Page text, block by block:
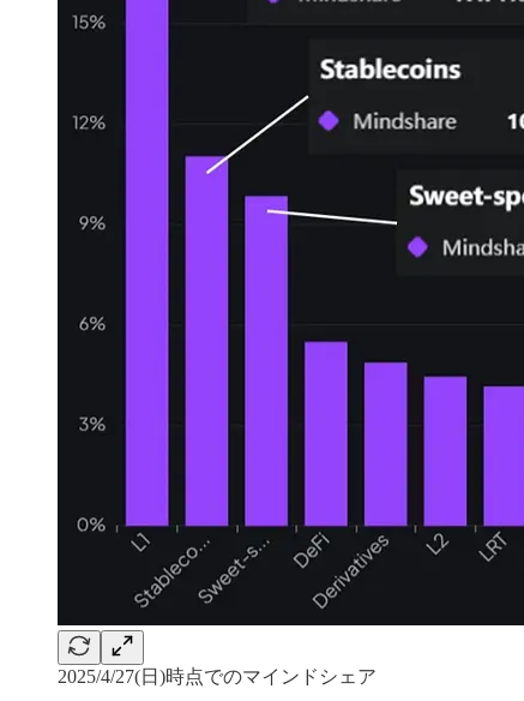
2025/4/27(日)時点でのマインドシェア